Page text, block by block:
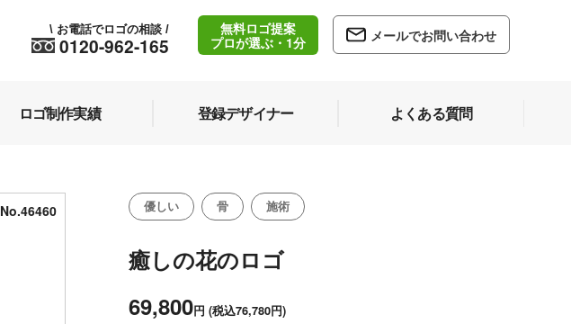
0120-962-165
\ お電話でロゴの相談 /
無料ロゴ提案
プロが選ぶ・1分
メールでお問い合わせ
ロゴ制作実績 登録デザイナー よくある質問
No.46460 優しい 骨 施術
癒しの花のロゴ
69,800円 (税込76,780円)